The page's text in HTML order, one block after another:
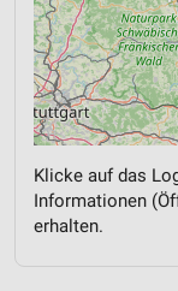
Klicke auf das
Informationen
erhalten.